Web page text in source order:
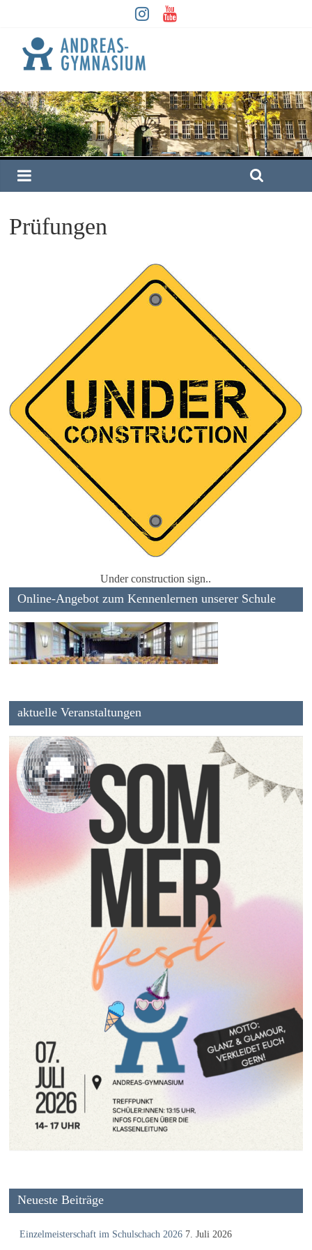
Prüfungen
Under construction sign..
Online-Angebot zum Kennenlernen unserer Schule
aktuelle Veranstaltungen
Neueste Beiträge
Einzelmeisterschaft im Schulschach 2026 7. Juli 2026